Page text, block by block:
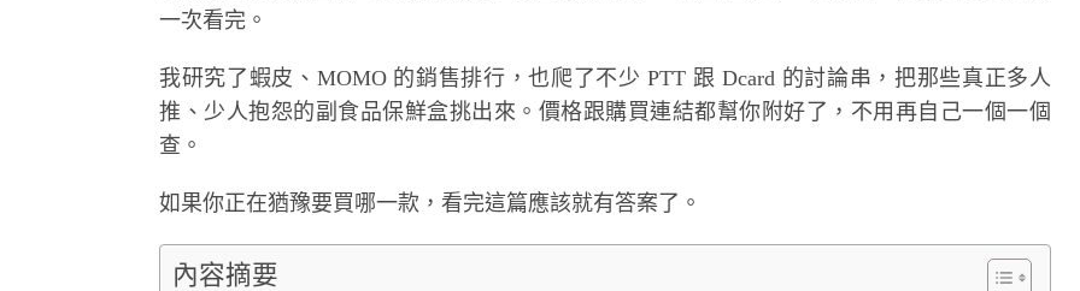
一次看完。
我研究了蝦皮、MOMO 的銷售排行，也爬了不少 PTT 跟 Dcard 的討論串，把那些真正多人
推、少人抱怨的副食品保鮮盒挑出來。價格跟購買連結都幫你附好了，不用再自己一個一個
查。
如果你正在猶豫要買哪一款，看完這篇應該就有答案了。
內容摘要